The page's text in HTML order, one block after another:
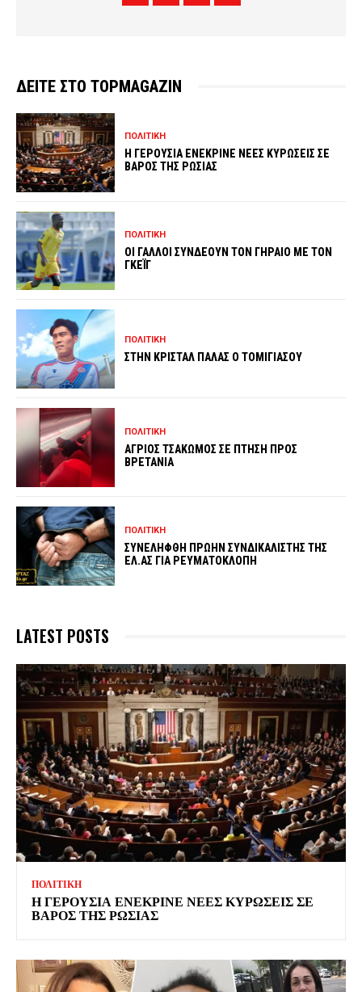
ΔΕΙΤΕ ΣΤΟ TOPMAGAZIN
ΠΟΛΙΤΙΚΗ
Η ΓΕΡΟΥΣΙΑ ΕΝΕΚΡΙΝΕ ΝΕΕΣ ΚΥΡΩΣΕΙΣ ΣΕ
ΒΑΡΟΣ ΤΗΣ ΡΩΣΙΑΣ
ΠΟΛΙΤΙΚΗ
ΟΙ ΓΑΛΛΟΙ ΣΥΝΔΕΟΥΝ ΤΟΝ ΓΗΡΑΙΟ ΜΕ ΤΟΝ
ΓΚΕΪΓ
ΠΟΛΙΤΙΚΗ
ΣΤΗΝ ΚΡΙΣΤΑΛ ΠΑΛΑΣ Ο ΤΟΜΙΓΙΑΣΟΥ
ΠΟΛΙΤΙΚΗ
ΑΓΡΙΟΣ ΤΣΑΚΩΜΟΣ ΣΕ ΠΤΗΣΗ ΠΡΟΣ
ΒΡΕΤΑΝΙΑ
ΠΟΛΙΤΙΚΗ
ΣΥΝΕΛΗΦΘΗ ΠΡΩΗΝ ΣΥΝΔΙΚΑΛΙΣΤΗΣ ΤΗΣ
ΕΛ.ΑΣ ΓΙΑ ΡΕΥΜΑΤΟΚΛΟΠΗ
LATEST POSTS
ΠΟΛΙΤΙΚΗ
Η ΓΕΡΟΥΣΙΑ ΕΝΕΚΡΙΝΕ ΝΕΕΣ ΚΥΡΩΣΕΙΣ ΣΕ
ΒΑΡΟΣ ΤΗΣ ΡΩΣΙΑΣ